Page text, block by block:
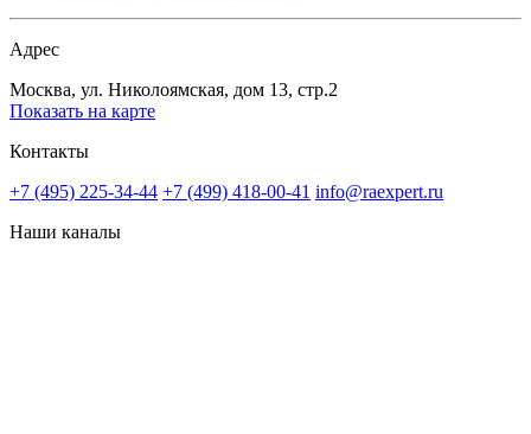
Адрес
Москва, ул. Николоямская, дом 13, стр.2
Показать на карте
Контакты
+7 (495) 225-34-44 +7 (499) 418-00-41 info@raexpert.ru
Наши каналы